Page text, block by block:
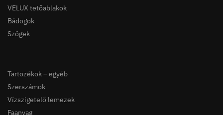
VELUX tetőablakok
Bádogok
Szögek
Tartozékok – egyéb
Szerszámok
Vízszigetelő lemezek
Faanyag